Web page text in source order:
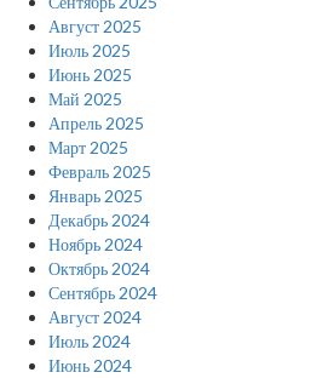
Август 2025
Июль 2025
Июнь 2025
Май 2025
Апрель 2025
Март 2025
Февраль 2025
Январь 2025
Декабрь 2024
Ноябрь 2024
Октябрь 2024
Сентябрь 2024
Август 2024
Июль 2024
Июнь 2024